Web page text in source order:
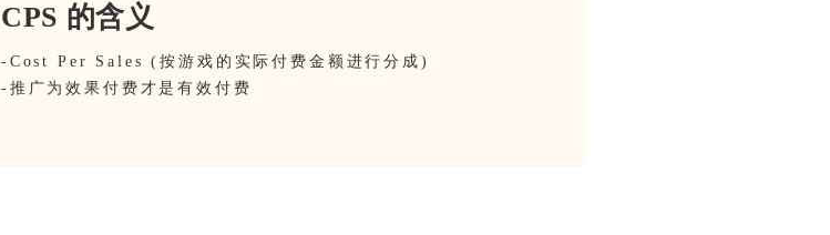
CPS 的含义
-Cost Per Sales (按游戏的实际付费金额进行分成)
-推广为效果付费才是有效付费